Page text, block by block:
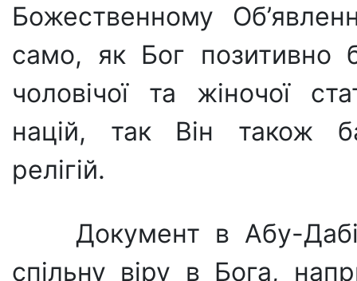
Божественному
само, як Бог позитив­но
чоловічої та жіночої
націй, так Він також
релігій.
Документ в Абу-
спільну віру в Бога,